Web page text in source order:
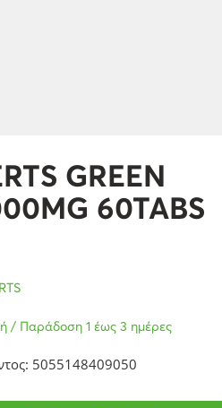
GREEN
60TABS
/ Παράδοση 1 έως 3 ημέρες
5055148409050